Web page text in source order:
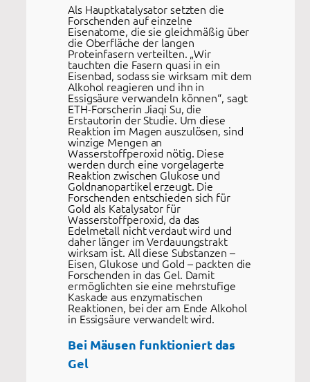
Als Hauptkatalysator setzten die
Forschenden auf einzelne
Eisenatome, die sie gleichmäßig über
die Oberfläche der langen
Proteinfasern verteilten. „Wir
tauchten die Fasern quasi in ein
Eisenbad, sodass sie wirksam mit dem
Alkohol reagieren und ihn in
Essigsäure verwandeln können“, sagt
ETH-Forscherin Jiaqi Su, die
Erstautorin der Studie. Um diese
Reaktion im Magen auszulösen, sind
winzige Mengen an
Wasserstoffperoxid nötig. Diese
werden durch eine vorgelagerte
Reaktion zwischen Glukose und
Goldnanopartikel erzeugt. Die
Forschenden entschieden sich für
Gold als Katalysator für
Wasserstoffperoxid, da das
Edelmetall nicht verdaut wird und
daher länger im Verdauungstrakt
wirksam ist. All diese Substanzen –
Eisen, Glukose und Gold – packten die
Forschenden in das Gel. Damit
ermöglichten sie eine mehrstufige
Kaskade aus enzymatischen
Reaktionen, bei der am Ende Alkohol
in Essigsäure verwandelt wird.
Bei Mäusen funktioniert das
Gel